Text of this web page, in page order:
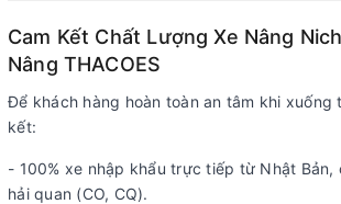
Cam Kết Chất Lượng Xe Nâng
Nâng THACOES
Để khách hàng hoàn toàn an tâm khi xuống
kết:
- 100% xe nhập khẩu trực tiếp từ Nhật
hải quan (CO, CQ).